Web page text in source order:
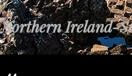
Northern Ireland-
เส้นทาง Egypt-